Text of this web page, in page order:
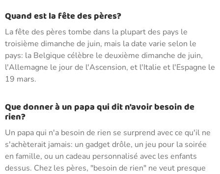
Quand est la fête des pères?
La fête des pères tombe dans la plupart des pays le
troisième dimanche de juin, mais la date varie selon le
pays: la Belgique célèbre le deuxième dimanche de juin,
l'Allemagne le jour de l'Ascension, et l'Italie et l'Espagne le
19 mars.
Que donner à un papa qui dit n'avoir besoin de
rien?
Un papa qui n'a besoin de rien se surprend avec ce qu'il ne
s'achèterait jamais: un gadget drôle, un jeu pour la soirée
en famille, ou un cadeau personnalisé avec les enfants
dessus. Chez les pères, "besoin de rien" ne veut presque